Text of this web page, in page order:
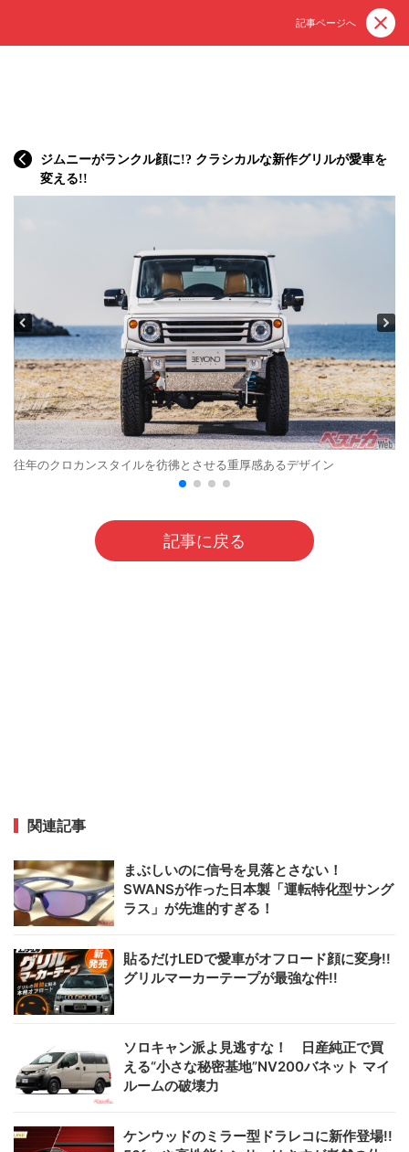
記事ページへ
ジムニーがランクル顔に!? クラシカルな新作グリルが愛車を
変える!!
往年のクロカンスタイルを彷彿とさせる重厚感あるデザイン
記事に戻る
関連記事
まぶしいのに信号を見落とさない！
SWANSが作った日本製「運転特化型サング
ラス」が先進的すぎる！
貼るだけLEDで愛車がオフロード顔に変身!!
グリルマーカーテープが最強な件!!
ソロキャン派よ見逃すな！ 日産純正で買
える“小さな秘密基地”NV200バネット マイ
ルームの破壊力
ケンウッドのミラー型ドラレコに新作登場!!